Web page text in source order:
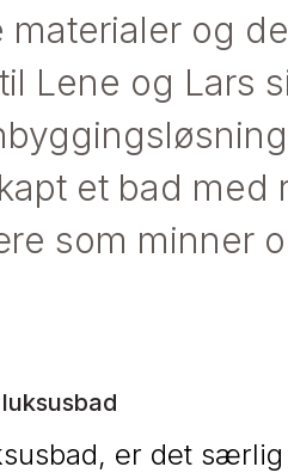
materialer og
Lene og Lars
et bad med
som minner
er det